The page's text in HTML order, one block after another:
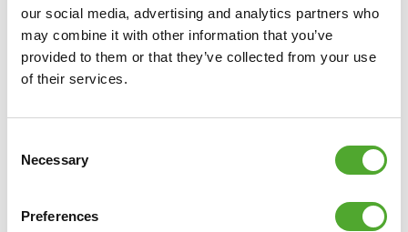
our social media, advertising and analytics partners who
may combine it with other information that you’ve
provided to them or that they’ve collected from your use
of their services.
Selection
Necessary
Preferences
Overzicht specificaties:
○ Inclusief 8 zakjes zand van 1,25 kg per stuk
○ Mooi afgewerkt vest en insteekhoesjes voor de gewichtszakjes
○ Materiaal: luchtdoorlatend nylon
○ Verstelbare banden voor ideale pasvorm
○ Product code: 14TUSCL246